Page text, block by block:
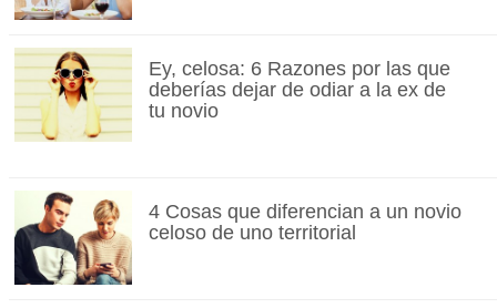
Ey, celosa: 6 Razones por las que
deberías dejar de odiar a la ex de
tu novio
4 Cosas que diferencian a un novio
celoso de uno territorial